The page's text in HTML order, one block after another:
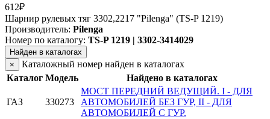
612₽
Шарнир рулевых тяг 3302,2217 "Pilenga" (TS-P 1219)
Производитель: Pilenga
Номер по каталогу: TS-P 1219 | 3302-3414029
Найден в каталогах
×
Каталожный номер найден в каталогах
Каталог Модель Найдено в каталогах
ГАЗ 330273
МОСТ ПЕРЕДНИЙ ВЕДУЩИЙ. I - ДЛЯ
АВТОМОБИЛЕЙ БЕЗ ГУР, II - ДЛЯ
АВТОМОБИЛЕЙ С ГУР.